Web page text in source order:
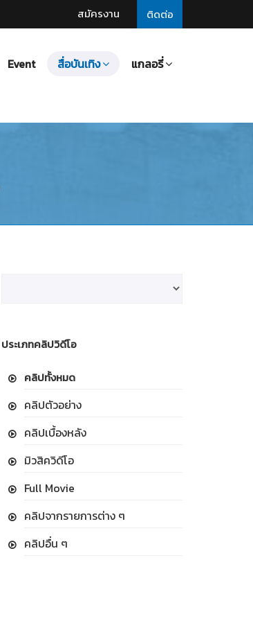
ติดต่อ
สมัครงาน
Event สื่อบันเทิง แกลอรี่
ประเภทคลิปวิดีโอ
คลิปทั้งหมด
คลิปตัวอย่าง
คลิปเบื้องหลัง
มิวสิควิดีโอ
Full Movie
คลิปจากรายการต่าง ๆ
คลิปอื่น ๆ